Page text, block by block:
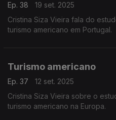
Ep. 38
19 set. 2025
Cristina Siza Vieira fala do
turismo americano em Portugal.
Turismo americano
Ep. 37
12 set. 2025
Cristina Siza Vieira sobre o
turismo americano na Europa.